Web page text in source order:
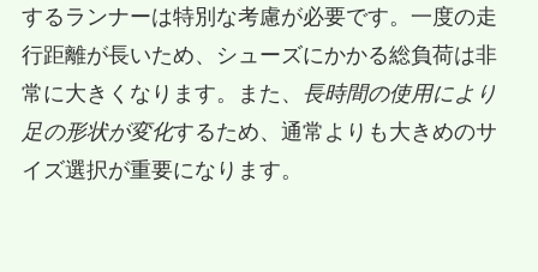
するランナーは特別な考慮が必要です。一度の走
行距離が長いため、シューズにかかる総負荷は非
常に大きくなります。また、 長時間の使用により
足の形状が変化するため、通常よりも大きめのサ
イズ選択が重要になります。